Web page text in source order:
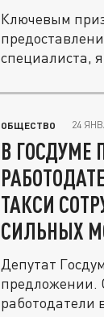
Ключевым
специалиста,
ОБЩЕСТВО 24
В
ТАКСИ
СИЛЬНЫХ
Депутат
предложении.
работодатели